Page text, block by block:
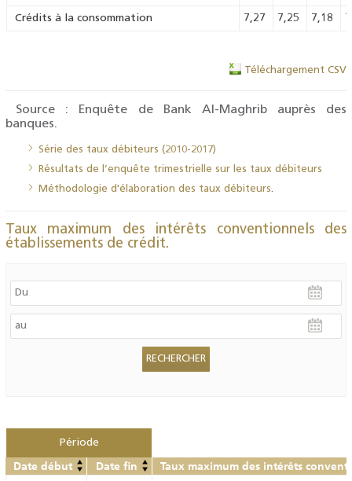
Crédits à la consommation 7,27 7,25 7,18
Téléchargement CSV
Source : Enquête de Bank Al-Maghrib auprès des
banques.
Série des taux débiteurs (2010-2017)
Résultats de l’enquête trimestrielle sur les taux débiteurs
Méthodologie d'élaboration des taux débiteurs.
Taux maximum des intérêts conventionnels des
établissements de crédit.
Période
Date début Date fin Taux maximum des intérêts